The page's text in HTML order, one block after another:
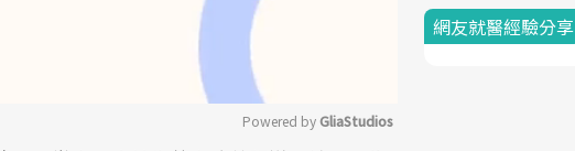
Powered by GliaStudios
網友就醫經驗分享